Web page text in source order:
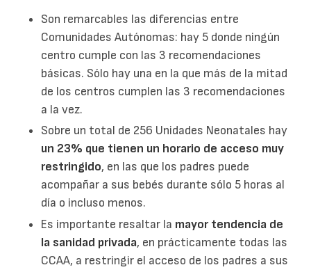
Son remarcables las diferencias entre
Comunidades Autónomas: hay 5 donde ningún
centro cumple con las 3 recomendaciones
básicas. Sólo hay una en la que más de la mitad
de los centros cumplen las 3 recomendaciones
a la vez.
Sobre un total de 256 Unidades Neonatales hay
un 23% que tienen un horario de acceso muy
restringido, en las que los padres puede
acompañar a sus bebés durante sólo 5 horas al
día o incluso menos.
Es importante resaltar la mayor tendencia de
la sanidad privada, en prácticamente todas las
CCAA, a restringir el acceso de los padres a sus